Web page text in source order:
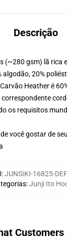
Descrição
(~280 gsm) lã rica
20%
Heather é
os requisitos
você gostar de
:JUNSIKI-16825-
:Junji Ito
Customers